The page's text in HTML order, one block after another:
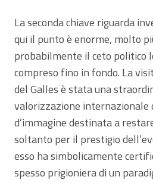
La seconda chiave riguarda
qui il punto è enorme, molto
probabilmente il ceto politico
compreso fino in fondo. La
del Galles è stata una
valorizzazione internazionale
d’immagine destinata a
soltanto per il prestigio
esso ha simbolicamente
spesso prigioniera di un